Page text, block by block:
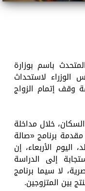
باسم بوزارة
الوزراء لاستحداث
وقف إتمام الزواج
خلال مداخلة
برنامج «صالة
اليوم الأربعاء، إن
إلى الدراسة
لا سيما برنامج
بين المتزوجين.